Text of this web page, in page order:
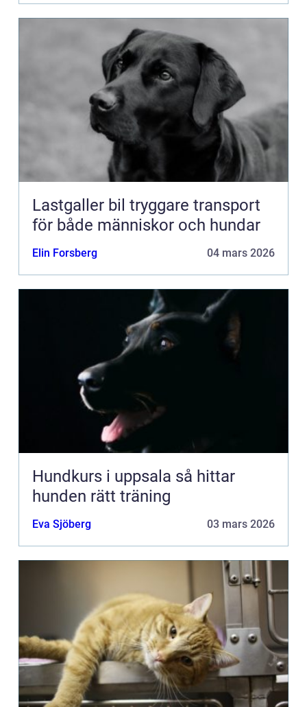
Lastgaller bil tryggare transport
för både människor och hundar
Elin Forsberg 04 mars 2026
Hundkurs i uppsala så hittar
hunden rätt träning
Eva Sjöberg 03 mars 2026